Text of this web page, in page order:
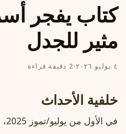
كتاب يفجر
مثير للجدل
٤ يوليو ٢٠٢٦ ·2 دقيقة قراءة
خلفية الأحداث